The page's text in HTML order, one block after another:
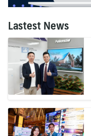
Lastest News